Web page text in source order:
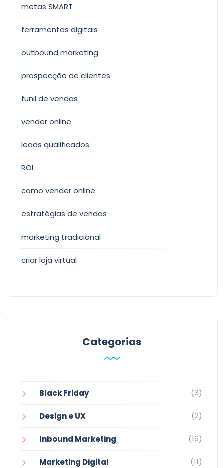
metas SMART
ferramentas digitais
outbound marketing
prospecção de clientes
funil de vendas
vender online
leads qualificados
ROI
como vender online
estratégias de vendas
marketing tradicional
criar loja virtual
Categorias
Black Friday (3)
Design e UX (2)
Inbound Marketing (16)
Marketing Digital (11)